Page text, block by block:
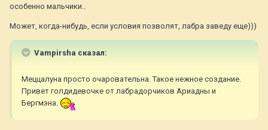
особенно мальчики..
Может, когда-нибудь, если условия позволят, лабра заведу еще)))
Vampirsha сказал:
Меццалуна просто очаровательна. Такое нежное создание.
Привет голдидевочке от лабрадорчиков Ариадны и
Бергмэна.